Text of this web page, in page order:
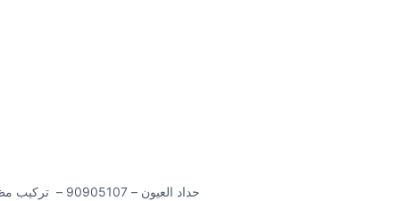
حداد العيون – 90905107 – تركيب مظلات – حداد رخيص – حداد عام